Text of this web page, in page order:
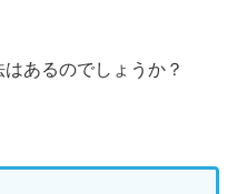
あるのでしょうか？